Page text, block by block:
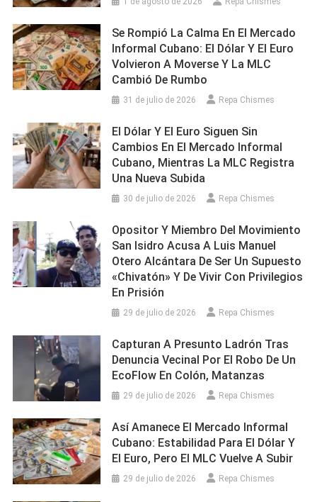
Se Rompió La Calma En El Mercado
Informal Cubano: El Dólar Y El Euro
Volvieron A Moverse Y La MLC
Cambió De Rumbo
31 de julio de 2026 Repa Chismes
El Dólar Y El Euro Siguen Sin
Cambios En El Mercado Informal
Cubano, Mientras La MLC Registra
Una Nueva Subida
30 de julio de 2026 Repa Chismes
Opositor Y Miembro Del Movimiento
San Isidro Acusa A Luis Manuel
Otero Alcántara De Ser Un Supuesto
«chivatón» Y De Vivir Con Privilegios
En Prisión
29 de julio de 2026 Repa Chismes
Capturan A Presunto Ladrón Tras
Denuncia Vecinal Por El Robo De Un
EcoFlow En Colón, Matanzas
29 de julio de 2026 Repa Chismes
Así Amanece El Mercado Informal
Cubano: Estabilidad Para El Dólar Y
El Euro, Pero El MLC Vuelve A Subir
29 de julio de 2026 Repa Chismes